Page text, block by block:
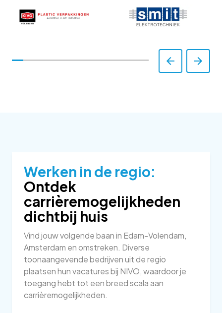
Werken in de regio:
Ontdek
carrièremogelijkheden
dichtbij huis
Vind jouw volgende baan in Edam-Volendam,
Amsterdam en omstreken. Diverse
toonaangevende bedrijven uit de regio
plaatsen hun vacatures bij NIVO, waardoor je
toegang hebt tot een breed scala aan
carrièremogelijkheden.